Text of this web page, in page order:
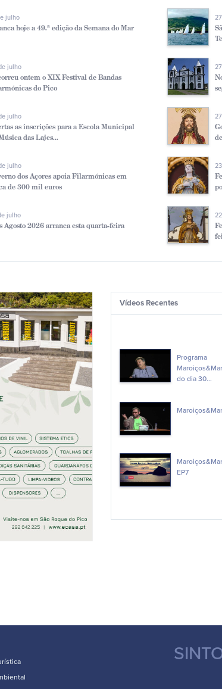
julho
hoje a 49.ª edição da Semana do Mar
julho
ontem o XIX Festival de Bandas
do Pico
julho
as inscrições para a Escola Municipal
das Lajes...
julho
dos Açores apoia Filarmónicas em
de 300 mil euros
julho
Agosto 2026 arranca esta quarta-feira
Vídeos Recentes
Programa
do dia 30...
EP7